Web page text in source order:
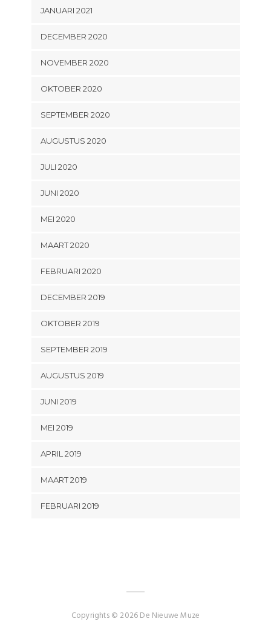
JANUARI 2021
DECEMBER 2020
NOVEMBER 2020
OKTOBER 2020
SEPTEMBER 2020
AUGUSTUS 2020
JULI 2020
JUNI 2020
MEI 2020
MAART 2020
FEBRUARI 2020
DECEMBER 2019
OKTOBER 2019
SEPTEMBER 2019
AUGUSTUS 2019
JUNI 2019
MEI 2019
APRIL 2019
MAART 2019
FEBRUARI 2019
Copyrights © 2026 De Nieuwe Muze